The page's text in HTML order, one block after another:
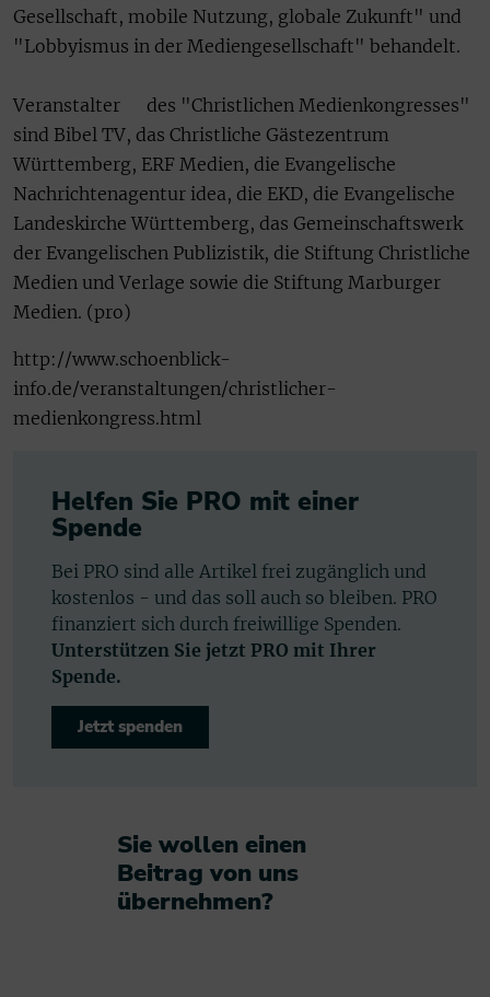
Gesellschaft, mobile Nutzung, globale Zukunft" und
"Lobbyismus in der Mediengesellschaft" behandelt.
Veranstalter des "Christlichen Medienkongresses"
sind Bibel TV, das Christliche Gästezentrum
Württemberg, ERF Medien, die Evangelische
Nachrichtenagentur idea, die EKD, die Evangelische
Landeskirche Württemberg, das Gemeinschaftswerk
der Evangelischen Publizistik, die Stiftung Christliche
Medien und Verlage sowie die Stiftung Marburger
Medien. (pro)
http://www.schoenblick-
info.de/veranstaltungen/christlicher-
medienkongress.html
Helfen Sie PRO mit einer
Spende
Bei PRO sind alle Artikel frei zugänglich und
kostenlos - und das soll auch so bleiben. PRO
finanziert sich durch freiwillige Spenden.
Unterstützen Sie jetzt PRO mit Ihrer
Spende.
Jetzt spenden
Sie wollen einen
Beitrag von uns
übernehmen?​